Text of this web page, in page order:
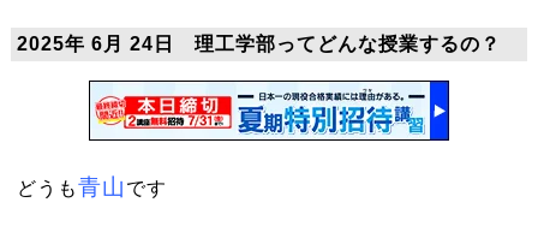
2025年 6月 24日 理工学部ってどんな授業するの？
どうも青山 です